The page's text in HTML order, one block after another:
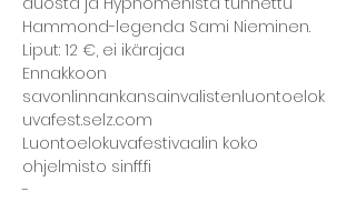
Hammond-legenda Sami Nieminen.
Liput: 12 €, ei ikärajaa
Ennakkoon
savonlinnankansainvalistenluontoelok
uvafest.selz.com
Luontoelokuvafestivaalin koko
ohjelmisto sinff.fi
-